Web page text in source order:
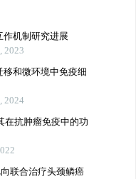
作机制研究进展
2023
和微环境中免疫细
2024
在抗肿瘤免疫中的功
联合治疗头颈鳞癌